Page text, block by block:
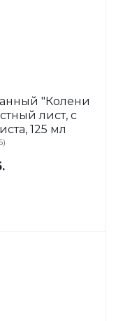
"Колени
лист, с
125 мл